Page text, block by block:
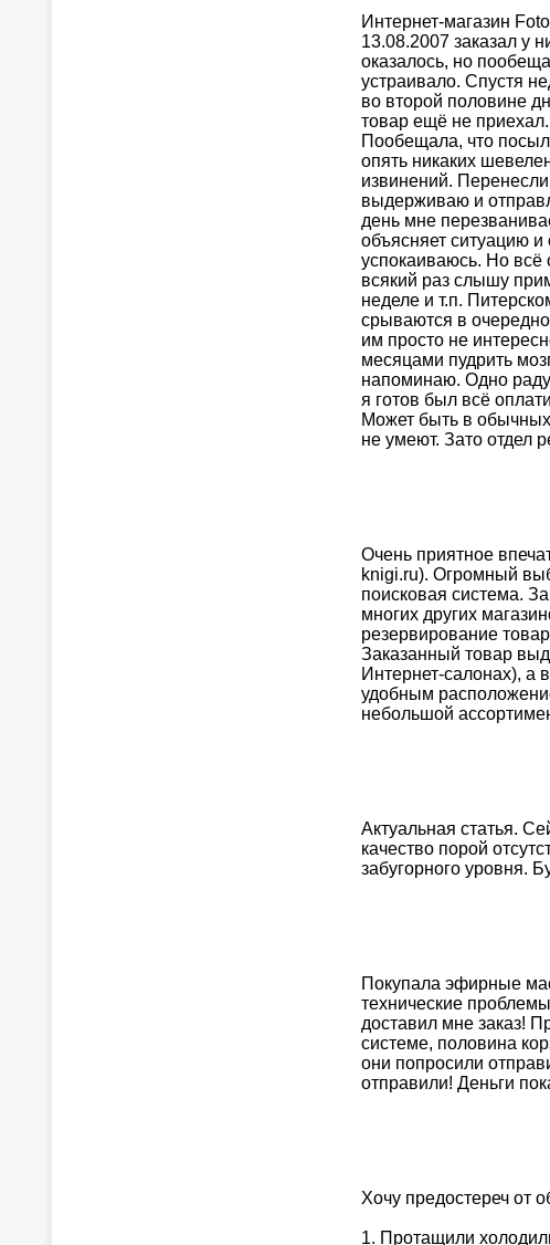
Интернет-магазин
13.08.2007 заказал у
оказалось, но
устраивало. Спустя
во второй половине
товар ещё не
Пообещала, что
опять никаких
извинений.
выдерживаю и
день мне
объясняет ситуацию и
успокаиваюсь. Но всё
всякий раз слышу
неделе и т.п.
срываются в
им просто не
месяцами пудрить
напоминаю. Одно
я готов был всё
Может быть в обычных
не умеют. Зато отдел
Очень приятное
knigi.ru). Огромный
поисковая система.
многих других
резервирование
Заказанный товар
Интернет-салонах),
удобным
небольшой
Актуальная статья.
качество порой
забугорного уровня.
Покупала эфирные
технические
доставил мне заказ!
системе, половина
они попросили
отправили! Деньги
Хочу предостереч от
1. Протащили